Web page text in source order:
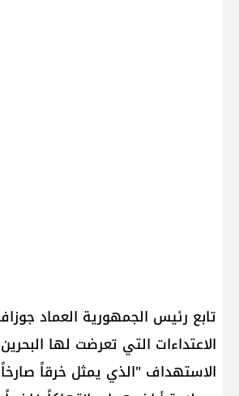
تابع رئيس الجمهورية العماد
الاعتداءات التي تعرضت لها
الاستهداف "الذي يمثل خرقاً صارخاً